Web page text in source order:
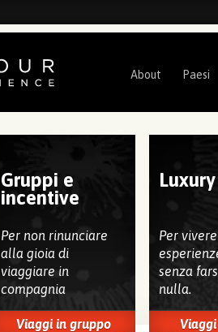
About Paesi
Gruppi e
incentive
Per non rinunciare
alla gioia di
viaggiare in
compagnia
Viaggi in gruppo
Luxury
Per vivere
senza
nulla.